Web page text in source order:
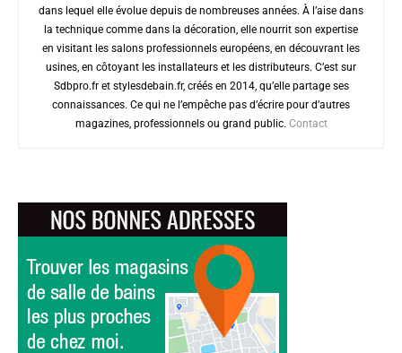
dans lequel elle évolue depuis de nombreuses années. À l’aise dans
la technique comme dans la décoration, elle nourrit son expertise
en visitant les salons professionnels européens, en découvrant les
usines, en côtoyant les installateurs et les distributeurs. C’est sur
Sdbpro.fr et stylesdebain.fr, créés en 2014, qu’elle partage ses
connaissances. Ce qui ne l’empêche pas d’écrire pour d’autres
magazines, professionnels ou grand public. Contact